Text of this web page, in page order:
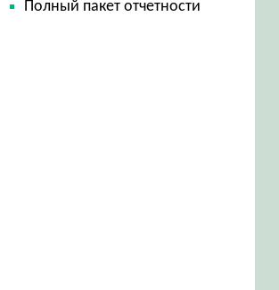
Полный пакет отчетности